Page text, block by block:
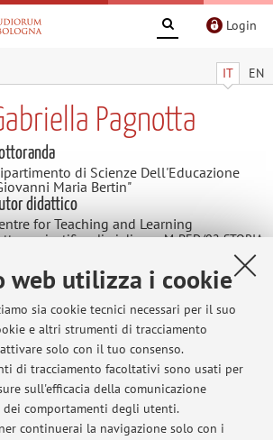
web utilizza i cookie
sia cookie tecnici necessari per il suo
e altri strumenti di tracciamento
solo con il tuo consenso.
di tracciamento facoltativi sono usati per
sull'efficacia della comunicazione
comportamenti degli utenti.
continuerai la navigazione solo con i
Login
IT EN
Pagnotta
di Scienze Dell'Educazione
Maria Bertin"
didattico
for Teaching and Learning
scientifico disciplinare: M-PED/02 STORIA
presenti avvisi.